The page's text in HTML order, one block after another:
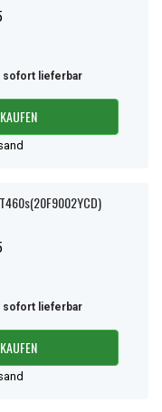
sofort lieferbar
KAUFEN
sofort lieferbar
KAUFEN